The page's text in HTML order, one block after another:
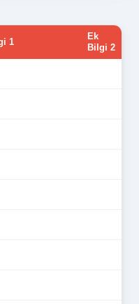
1
Ek
Bilgi 2